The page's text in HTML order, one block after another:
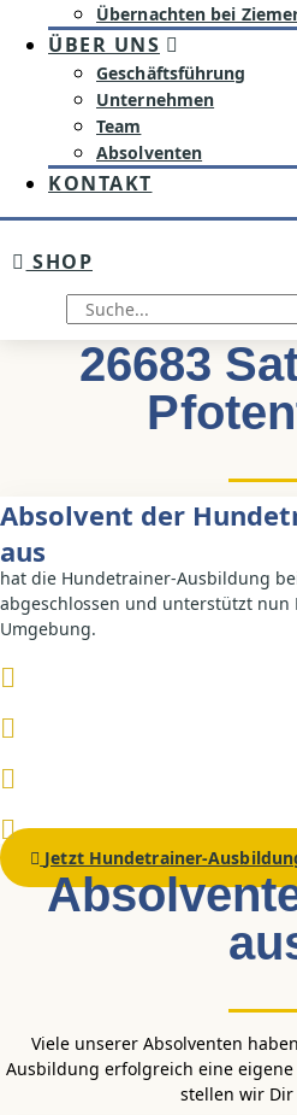
Übernachten bei
ÜBER UNS
Geschäftsführung
Unternehmen
Team
Absolventen
KONTAKT
SHOP
26683
Absolvent der
aus
hat die Hundetrainer-Ausbildung
abgeschlossen und unterstützt
Umgebung.
Jetzt Hundetrainer-
Viele unserer Absolventen
Ausbildung erfolgreich eine
stellen wir Dir